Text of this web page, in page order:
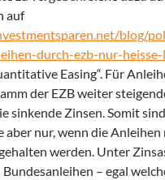
auf
blog/
durch-ezb-nur-
Easing“. Für
der EZB weiter
sinkende Zinsen. Somit
aber nur, wenn die
werden. Unter
– egal